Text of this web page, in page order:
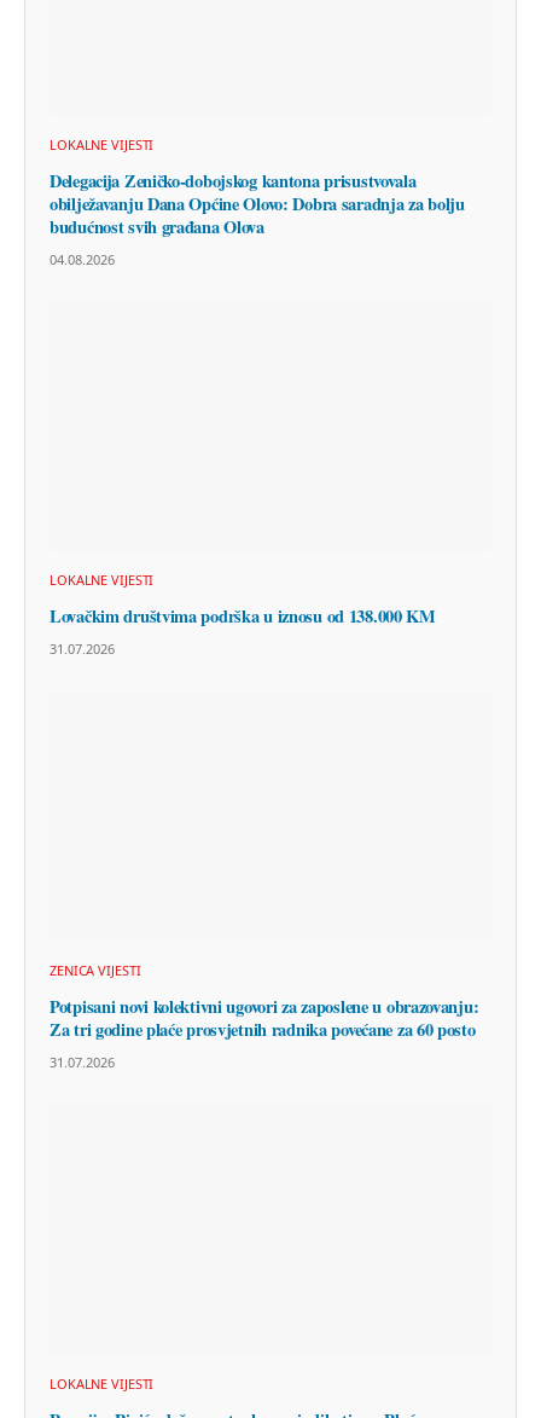
LOKALNE VIJESTI
Delegacija Zeničko-dobojskog kantona prisustvovala
obilježavanju Dana Općine Olovo: Dobra saradnja za bolju
budućnost svih građana Olova
04.08.2026
LOKALNE VIJESTI
Lovačkim društvima podrška u iznosu od 138.000 KM
31.07.2026
ZENICA VIJESTI
Potpisani novi kolektivni ugovori za zaposlene u obrazovanju:
Za tri godine plaće prosvjetnih radnika povećane za 60 posto
31.07.2026
LOKALNE VIJESTI